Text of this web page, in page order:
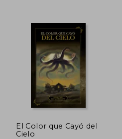
55% S/ 168,84
El Color que Cayó del
Cielo